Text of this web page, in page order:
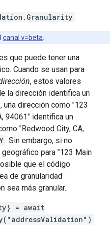
. Granularity
canal v=beta
que puede tener una
Cuando se usan para
, estos valores
la dirección identifica un
dirección como "123
94061" identifica un
"Redwood City, CA,
. Sin embargo, si no
para "123 Main
que el código
de granularidad
sea más granular.
= await